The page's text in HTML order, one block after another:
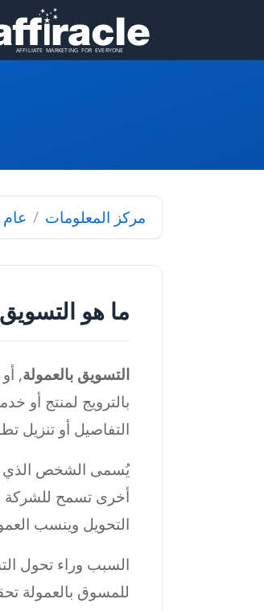
مركز المعلومات عام
ما هو التسويق
التسويق بالعمولة,
بالترويج لمنتج أو
التفاصيل أو تنزيل
يُسمى الشخص الذي
أخرى تسمح للشركة
التحويل وينسب
السبب وراء تحول
للمسوق بالعمولة